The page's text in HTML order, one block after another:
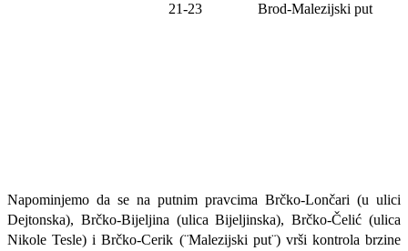
21-23 Brod-Malezijski put
Napominjemo da se na putnim pravcima Brčko-Lončari (u ulici
Dejtonska), Brčko-Bijeljina (ulica Bijeljinska), Brčko-Čelić (ulica
Nikole Tesle) i Brčko-Cerik (¨Malezijski put¨) vrši kontrola brzine